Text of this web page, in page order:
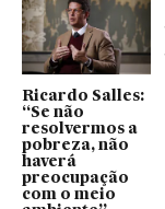
Ricardo Salles:
“Se não
resolvermos a
pobreza, não
haverá
preocupação
com o meio